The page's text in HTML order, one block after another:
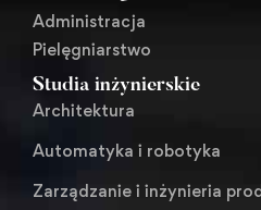
Administracja
Pielęgniarstwo
Studia inżynierskie
Architektura
Automatyka i robotyka
Zarządzanie i inżynieria